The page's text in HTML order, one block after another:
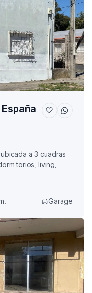
a 3 cuadras
living,
Garage